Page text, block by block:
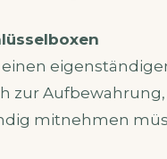
zur
mitnehmen